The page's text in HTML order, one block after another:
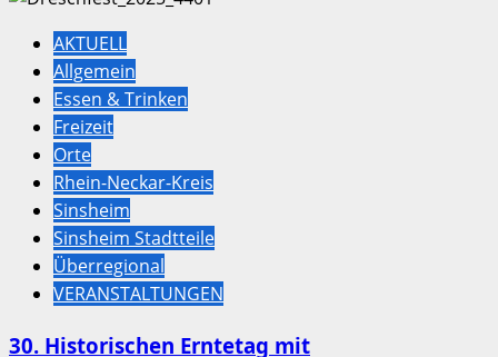
AKTUELL
Allgemein
Essen & Trinken
Freizeit
Orte
Rhein-Neckar-Kreis
Sinsheim
Sinsheim Stadtteile
Überregional
VERANSTALTUNGEN
30. Historischen Erntetag mit